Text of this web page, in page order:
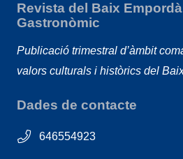
Revista del Baix
Gastronòmic
Publicació trimestral d’àmbit
valors culturals i històrics del
Dades de contacte
646554923